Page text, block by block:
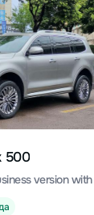
500